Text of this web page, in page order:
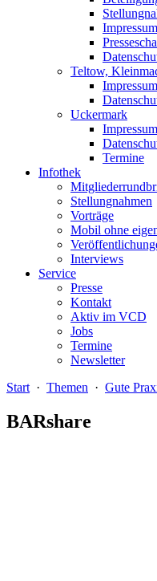
Impressum
Teltow,
Impressum
Uckermark
Impressum
Termine
Infothek
Stellungnahmen
Vorträge
Mobil ohne
Interviews
Service
Presse
Kontakt
Aktiv im VCD
Jobs
Termine
Newsletter
Start · Themen · Gute
BARshare